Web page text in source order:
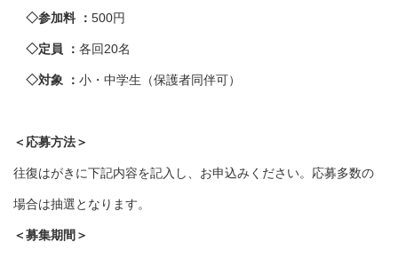
◇参加料 ： 500円
◇定員 ： 各回20名
◇対象 ： 小・中学生（保護者同伴可）
＜応募方法＞
往復はがきに下記内容を記入し、お申込みください。応募多数の
場合は抽選となります。
＜募集期間＞